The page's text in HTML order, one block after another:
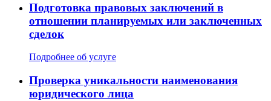
Подготовка правовых заключений в
отношении планируемых или заключенных
сделок
Подробнее об услуге
Проверка уникальности наименования
юридического лица